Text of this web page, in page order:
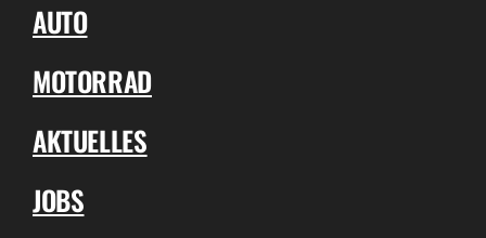
AUTO
MOTORRAD
AKTUELLES
JOBS